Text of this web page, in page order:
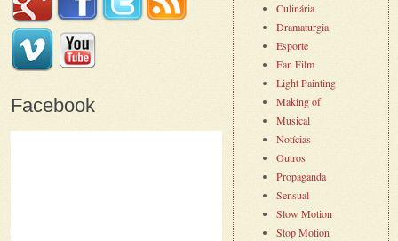
Facebook
Culinária
Dramaturgia
Esporte
Fan Film
Light Painting
Making of
Musical
Notícias
Outros
Propaganda
Sensual
Slow Motion
Stop Motion